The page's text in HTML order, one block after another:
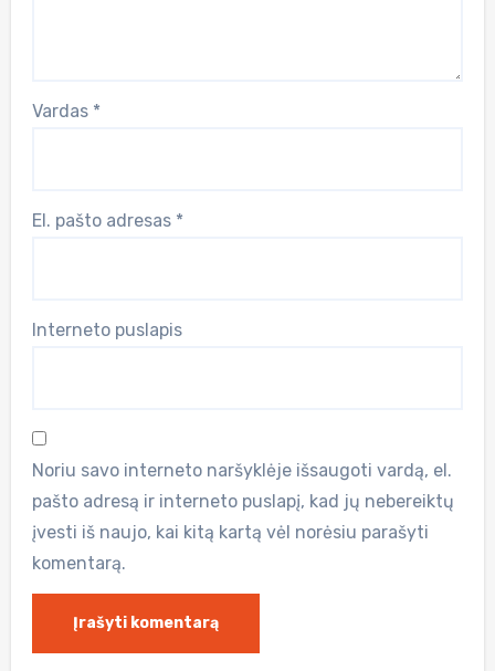
Vardas *
El. pašto adresas *
Interneto puslapis
Noriu savo interneto naršyklėje išsaugoti vardą, el.
pašto adresą ir interneto puslapį, kad jų nebereiktų
įvesti iš naujo, kai kitą kartą vėl norėsiu parašyti
komentarą.